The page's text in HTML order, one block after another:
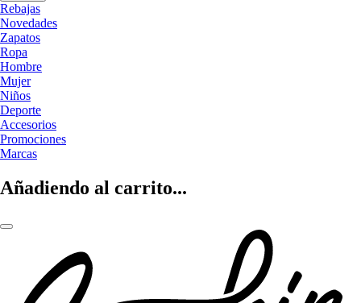
Rebajas
Novedades
Zapatos
Ropa
Hombre
Mujer
Niños
Deporte
Accesorios
Promociones
Marcas
Añadiendo al carrito...